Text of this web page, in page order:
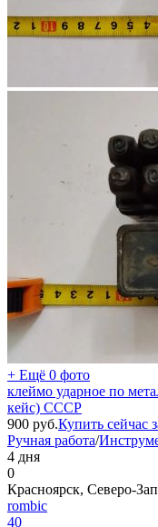
+ Ещё 0 фото
клеймо ударное по
кейс) СССР
900 руб.Купить сейчас
Ручная работа/
4 дня
0
Красноярск, Северо-
rombic
40